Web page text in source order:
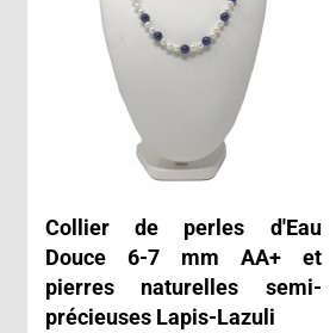
Collier de perles d'Eau
Douce 6-7 mm AA+ et
pierres naturelles semi-
précieuses Lapis-Lazuli